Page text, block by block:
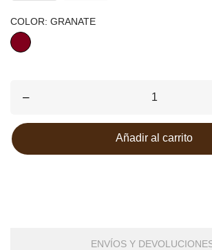
COLOR: GRANATE
GRANATE
–
Añadir al carrito
ENVÍOS Y